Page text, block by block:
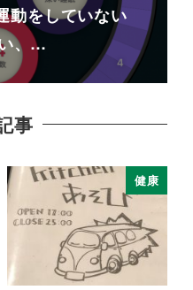
動をしていない
、…
事
健康